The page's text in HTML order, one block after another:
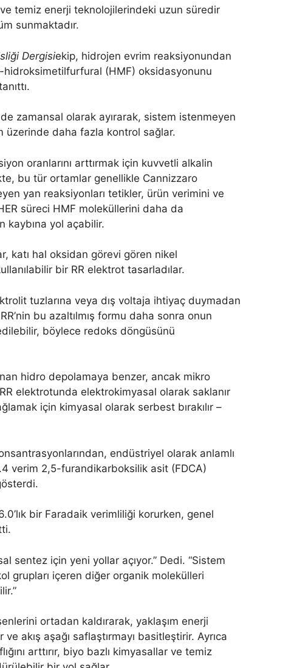
temiz enerji teknolojilerindeki uzun süredir
sunmaktadır.
Dergisiekip, hidrojen evrim reaksiyonundan
(HMF) oksidasyonunu
zamansal olarak ayırarak, sistem istenmeyen
üzerinde daha fazla kontrol sağlar.
oranlarını arttırmak için kuvvetli alkalin
bu tür ortamlar genellikle Cannizzaro
yan reaksiyonları tetikler, ürün verimini ve
süreci HMF moleküllerini daha da
kaybına yol açabilir.
katı hal oksidan görevi gören nikel
bir RR elektrot tasarladılar.
tuzlarına veya dış voltaja ihtiyaç duymadan
bu azaltılmış formu daha sonra onun
böylece redoks döngüsünü
hidro depolamaya benzer, ancak mikro
elektrotunda elektrokimyasal olarak saklanır
için kimyasal olarak serbest bırakılır –
endüstriyel olarak anlamlı
verim 2,5-furandikarboksilik asit (FDCA)
bir Faradaik verimliliği korurken, genel
sentez için yeni yollar açıyor.” Dedi. “Sistem
grupları içeren diğer organik molekülleri
ortadan kaldırarak, yaklaşım enerji
akış aşağı saflaştırmayı basitleştirir. Ayrıca
arttırır, biyo bazlı kimyasallar ve temiz